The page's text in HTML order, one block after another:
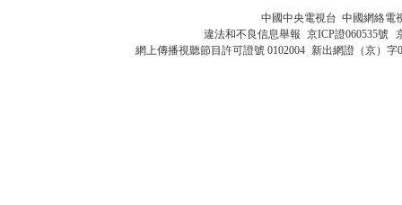
中國中央電視台 中國網絡電
違法和不良信息舉報 京ICP證060535號
網上傳播視聽節目許可證號 0102004 新出網證（京）